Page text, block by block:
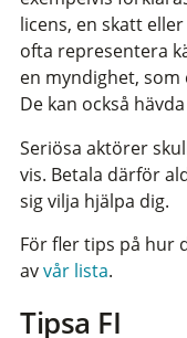
licens, en skatt
ofta representera
en myndighet, som
De kan också
Seriösa aktörer
vis. Betala därför
sig vilja hjälpa dig.
För fler tips på hur
avvår lista.
Tipsa FI